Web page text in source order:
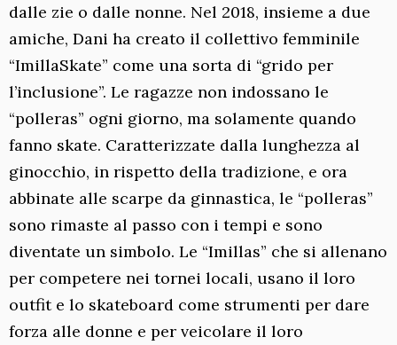
dalle zie o dalle nonne. Nel 2018, insieme a due
amiche, Dani ha creato il collettivo femminile
“ImillaSkate” come una sorta di “grido per
l’inclusione”. Le ragazze non indossano le
“polleras” ogni giorno, ma solamente quando
fanno skate. Caratterizzate dalla lunghezza al
ginocchio, in rispetto della tradizione, e ora
abbinate alle scarpe da ginnastica, le “polleras”
sono rimaste al passo con i tempi e sono
diventate un simbolo. Le “Imillas” che si allenano
per competere nei tornei locali, usano il loro
outfit e lo skateboard come strumenti per dare
forza alle donne e per veicolare il loro